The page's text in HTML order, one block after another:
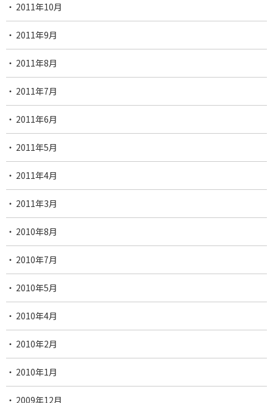
2011年10月
2011年9月
2011年8月
2011年7月
2011年6月
2011年5月
2011年4月
2011年3月
2010年8月
2010年7月
2010年5月
2010年4月
2010年2月
2010年1月
2009年12月